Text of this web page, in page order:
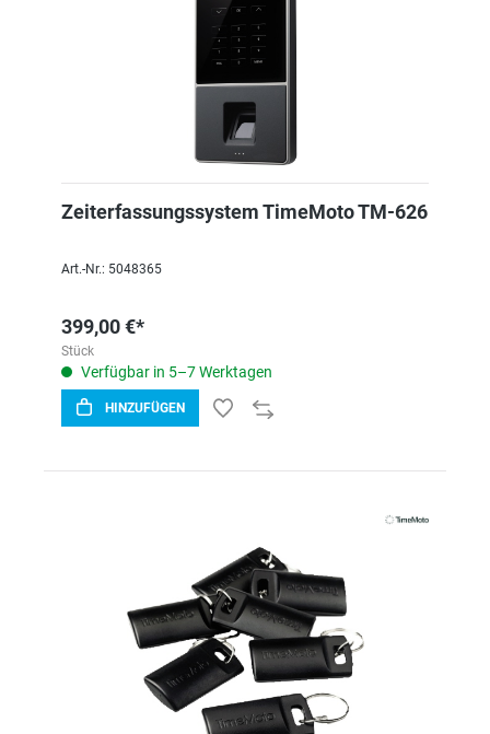
Zeiterfassungssystem TimeMoto TM-626
Art.-Nr.: 5048365
399,00 €*
Stück
Verfügbar in 5–7 Werktagen
HINZUFÜGEN